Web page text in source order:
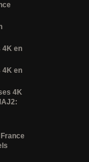
4K en
4K en
4K